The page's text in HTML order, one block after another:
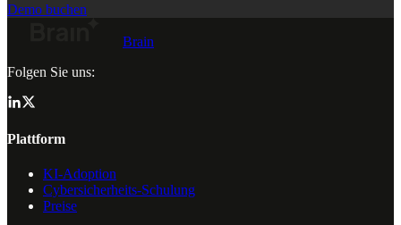
Demo buchen
Brain
Folgen Sie uns:
Plattform
KI-Adoption
Cybersicherheits-Schulung
Preise